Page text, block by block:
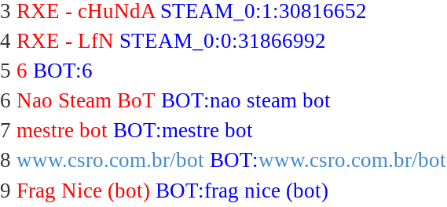
3 RXE - cHuNdA STEAM_0:1:30816652
4 RXE - LfN STEAM_0:0:31866992
5 6 BOT:6
6 Nao Steam BoT BOT:nao steam bot
7 mestre bot BOT:mestre bot
8 www.csro.com.br/bot BOT:www.csro.com.br/bot
9 Frag Nice (bot) BOT:frag nice (bot)